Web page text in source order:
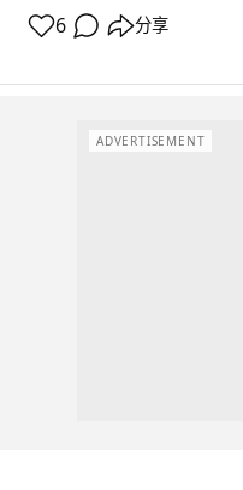
6 分享
ADVERTISEMENT